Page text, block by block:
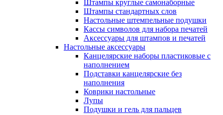
Штампы круглые самонаборные
Штампы стандартных слов
Настольные штемпельные подушки
Кассы символов для набора печатей
Аксессуары для штампов и печатей
Настольные аксессуары
Канцелярские наборы пластиковые с
наполнением
Подставки канцелярские без
наполнения
Коврики настольные
Лупы
Подушки и гель для пальцев